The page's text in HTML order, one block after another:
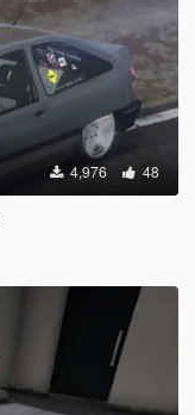
4,976 48